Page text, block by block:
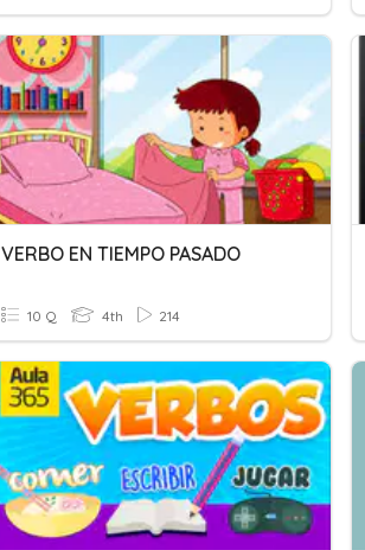
VERBO EN TIEMPO PASADO
10 Q 4th 214